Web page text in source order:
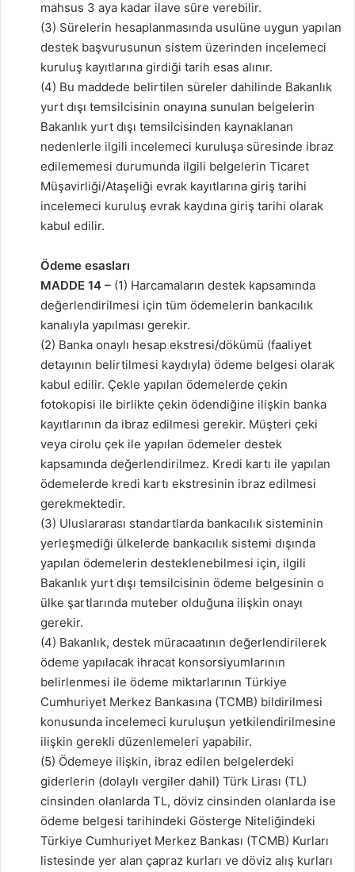
mahsus 3 aya kadar ilave süre verebilir.
(3) Sürelerin hesaplanmasında usulüne uygun yapılan
destek başvurusunun sistem üzerinden incelemeci
kuruluş kayıtlarına girdiği tarih esas alınır.
(4) Bu maddede belirtilen süreler dahilinde Bakanlık
yurt dışı temsilcisinin onayına sunulan belgelerin
Bakanlık yurt dışı temsilcisinden kaynaklanan
nedenlerle ilgili incelemeci kuruluşa süresinde ibraz
edilememesi durumunda ilgili belgelerin Ticaret
Müşavirliği/Ataşeliği evrak kayıtlarına giriş tarihi
incelemeci kuruluş evrak kaydına giriş tarihi olarak
kabul edilir.
Ödeme esasları
MADDE 14 – (1) Harcamaların destek kapsamında
değerlendirilmesi için tüm ödemelerin bankacılık
kanalıyla yapılması gerekir.
(2) Banka onaylı hesap ekstresi/dökümü (faaliyet
detayının belirtilmesi kaydıyla) ödeme belgesi olarak
kabul edilir. Çekle yapılan ödemelerde çekin
fotokopisi ile birlikte çekin ödendiğine ilişkin banka
kayıtlarının da ibraz edilmesi gerekir. Müşteri çeki
veya cirolu çek ile yapılan ödemeler destek
kapsamında değerlendirilmez. Kredi kartı ile yapılan
ödemelerde kredi kartı ekstresinin ibraz edilmesi
gerekmektedir.
(3) Uluslararası standartlarda bankacılık sisteminin
yerleşmediği ülkelerde bankacılık sistemi dışında
yapılan ödemelerin desteklenebilmesi için, ilgili
Bakanlık yurt dışı temsilcisinin ödeme belgesinin o
ülke şartlarında muteber olduğuna ilişkin onayı
gerekir.
(4) Bakanlık, destek müracaatının değerlendirilerek
ödeme yapılacak ihracat konsorsiyumlarının
belirlenmesi ile ödeme miktarlarının Türkiye
Cumhuriyet Merkez Bankasına (TCMB) bildirilmesi
konusunda incelemeci kuruluşun yetkilendirilmesine
ilişkin gerekli düzenlemeleri yapabilir.
(5) Ödemeye ilişkin, ibraz edilen belgelerdeki
giderlerin (dolaylı vergiler dahil) Türk Lirası (TL)
cinsinden olanlarda TL, döviz cinsinden olanlarda ise
ödeme belgesi tarihindeki Gösterge Niteliğindeki
Türkiye Cumhuriyet Merkez Bankası (TCMB) Kurları
listesinde yer alan çapraz kurları ve döviz alış kurları